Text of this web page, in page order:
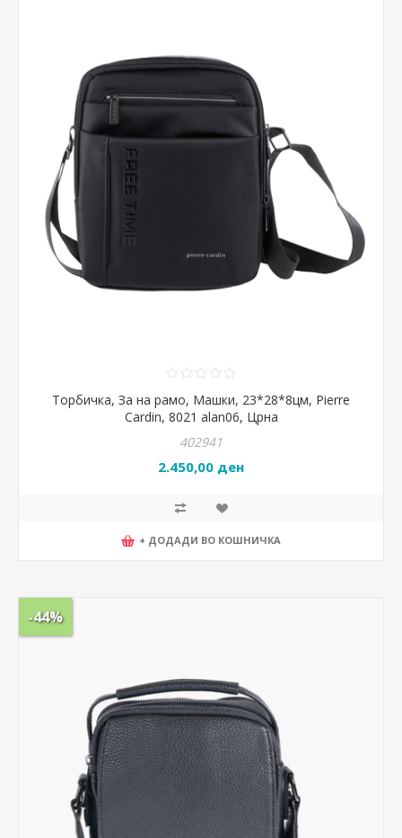
Торбичка, За на рамо, Машки, 23*28*8цм, Pierre
Cardin, 8021 alan06, Црна
402941
2.450,00 ден
+ ДОДАДИ ВО КОШНИЧКА
-44%